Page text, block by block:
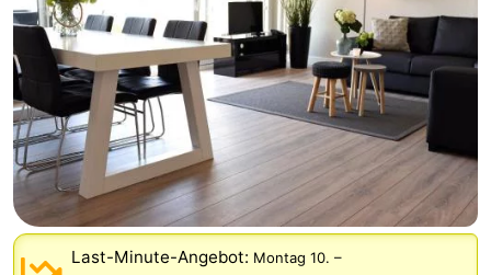
Appartements
Campingplätze
Ferienhäuser
-
De
Gouden
-
De
- Last-Minute-Angebot: Montag 10. –